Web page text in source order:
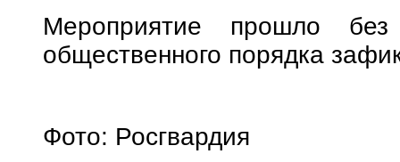
Мероприятие прошло
общественного порядка
Фото: Росгвардия